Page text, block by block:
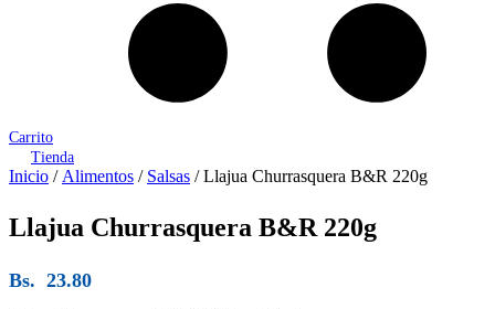
Carrito
Tienda
Inicio / Alimentos / Salsas / Llajua Churrasquera B&R 220g
Llajua Churrasquera B&R 220g
Bs. 23.80